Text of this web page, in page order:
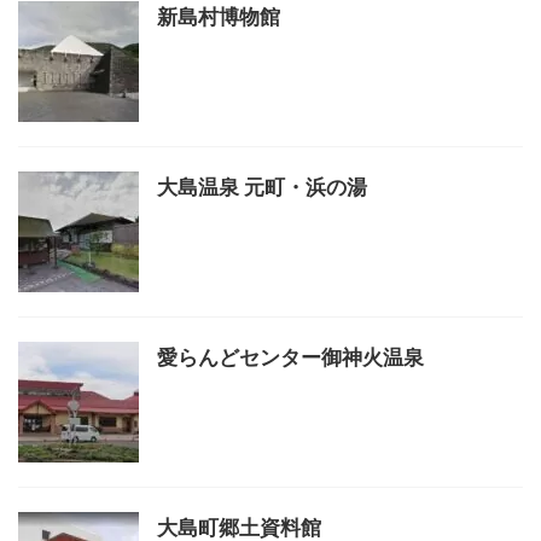
新島村博物館
大島温泉 元町・浜の湯
愛らんどセンター御神火温泉
大島町郷土資料館